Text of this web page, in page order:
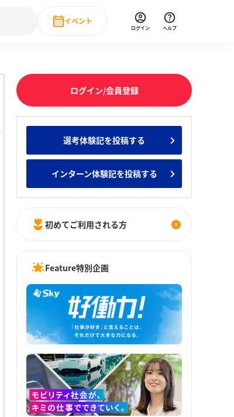
人気企業ランキング みんなのインターン人気企業ランキ
場社員インタビュー
イベント
直近のイベント一覧
ログイン ヘルプ
ログイン/会員登録
選考体験記を投稿する
インターン体験記を投稿する
初めてご利用される方
Feature特別企画